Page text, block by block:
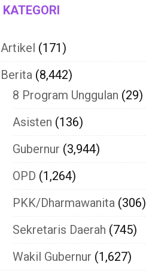
KATEGORI
Artikel (171)
Berita (8,442)
8 Program Unggulan (29)
Asisten (136)
Gubernur (3,944)
OPD (1,264)
PKK/Dharmawanita (306)
Sekretaris Daerah (745)
Wakil Gubernur (1,627)